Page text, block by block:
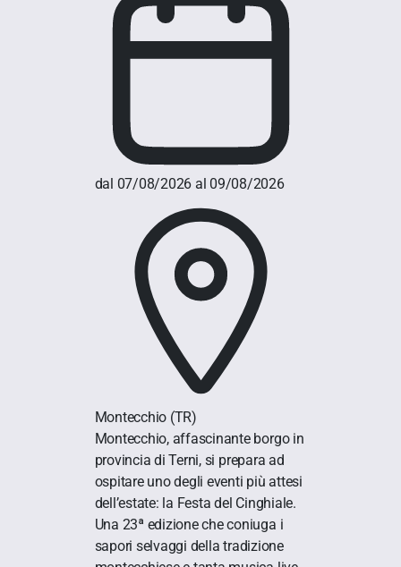
dal 07/08/2026 al 09/08/2026
Montecchio (TR)
Montecchio, affascinante borgo in
provincia di Terni, si prepara ad
ospitare uno degli eventi più attesi
dell’estate: la Festa del Cinghiale.
Una 23ª edizione che coniuga i
sapori selvaggi della tradizione